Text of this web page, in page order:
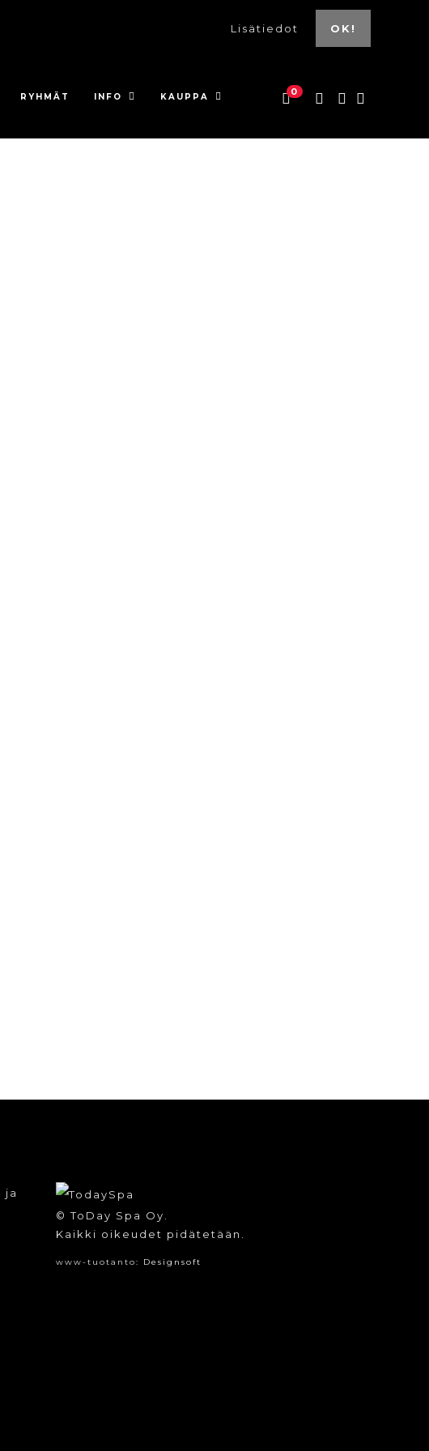
Lisätiedot OK!
RYHMÄT INFO KAUPPA 0
ja
© ToDay Spa Oy.
Kaikki oikeudet pidätetään.
www-tuotanto: Designsoft